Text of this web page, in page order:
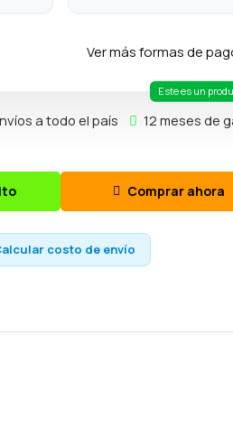
Ver más formas de
Este es un
a todo el país 12 meses de
Comprar ahora
costo de envío